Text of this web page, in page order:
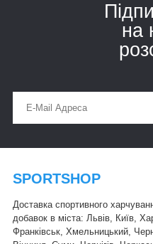
на
SPORTSHOP
Доставка спортивного
добавок в міста: Львів, Київ,
Франківськ, Хмельницький,